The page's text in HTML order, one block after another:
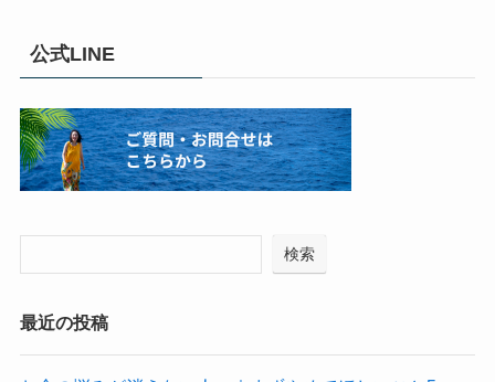
公式LINE
検索
最近の投稿